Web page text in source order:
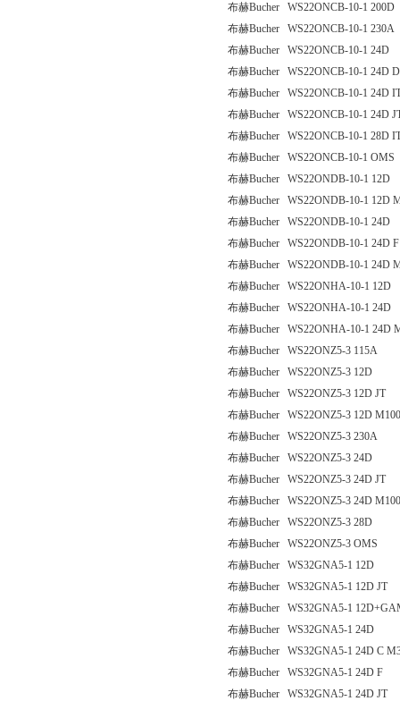
布赫Bucher WS22ONCB-10-1 200D
布赫Bucher WS22ONCB-10-1 230A
布赫Bucher WS22ONCB-10-1 24D
布赫Bucher WS22ONCB-10-1 24D
布赫Bucher WS22ONCB-10-1 24D
布赫Bucher WS22ONCB-10-1 24D
布赫Bucher WS22ONCB-10-1 28D
布赫Bucher WS22ONCB-10-1 OMS
布赫Bucher WS22ONDB-10-1 12D
布赫Bucher WS22ONDB-10-1 12D
布赫Bucher WS22ONDB-10-1 24D
布赫Bucher WS22ONDB-10-1 24D F
布赫Bucher WS22ONDB-10-1 24D
布赫Bucher WS22ONHA-10-1 12D
布赫Bucher WS22ONHA-10-1 24D
布赫Bucher WS22ONHA-10-1 24D
布赫Bucher WS22ONZ5-3 115A
布赫Bucher WS22ONZ5-3 12D
布赫Bucher WS22ONZ5-3 12D JT
布赫Bucher WS22ONZ5-3 12D M100
布赫Bucher WS22ONZ5-3 230A
布赫Bucher WS22ONZ5-3 24D
布赫Bucher WS22ONZ5-3 24D JT
布赫Bucher WS22ONZ5-3 24D M100
布赫Bucher WS22ONZ5-3 28D
布赫Bucher WS22ONZ5-3 OMS
布赫Bucher WS32GNA5-1 12D
布赫Bucher WS32GNA5-1 12D JT
布赫Bucher WS32GNA5-1
布赫Bucher WS32GNA5-1 24D
布赫Bucher WS32GNA5-1 24D C
布赫Bucher WS32GNA5-1 24D F
布赫Bucher WS32GNA5-1 24D JT